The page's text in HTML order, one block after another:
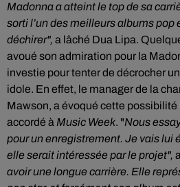
Madonna a atteint le top de sa
sorti l’un des meilleurs albums pop
déchirer", a lâché Dua Lipa.
avoué son admiration pour la
investie pour tenter de décrocher
idole. En effet, le manager de la
Mawson, a évoqué cette possibilité
accordé à Music Week. "Nous
pour un enregistrement. Je vais lui
elle serait intéressée par le projet",
avoir une longue carrière. Elle